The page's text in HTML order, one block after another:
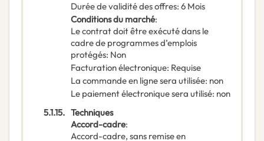
Durée de validité des offres: 6 Mois
Conditions du marché:
Le contrat doit être exécuté dans le
cadre de programmes d’emplois
protégés: Non
Facturation électronique: Requise
La commande en ligne sera utilisée: non
Le paiement électronique sera utilisé: non
5.1.15. Techniques
Accord-cadre:
Accord-cadre, sans remise en